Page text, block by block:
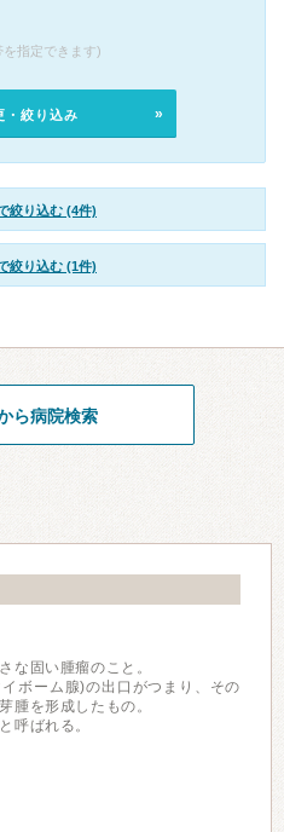
指定できます)
・絞り込み
絞り込む (4件)
絞り込む (1件)
ら病院検索
な固い腫瘤のこと。
ボーム腺)の出口がつまり、その
腫を形成したもの。
呼ばれる。